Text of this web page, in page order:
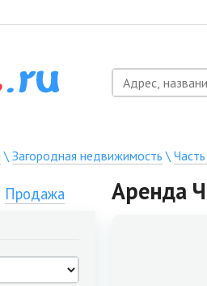
\ Загородная недвижимость \
Продажа Аренда